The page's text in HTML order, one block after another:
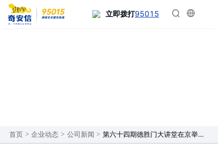
立即拨打95015
首页 > 企业动态 > 公司新闻 > 第六十四期德胜门大讲堂在京举办 聚焦“人工智能+安全”护航数字经济